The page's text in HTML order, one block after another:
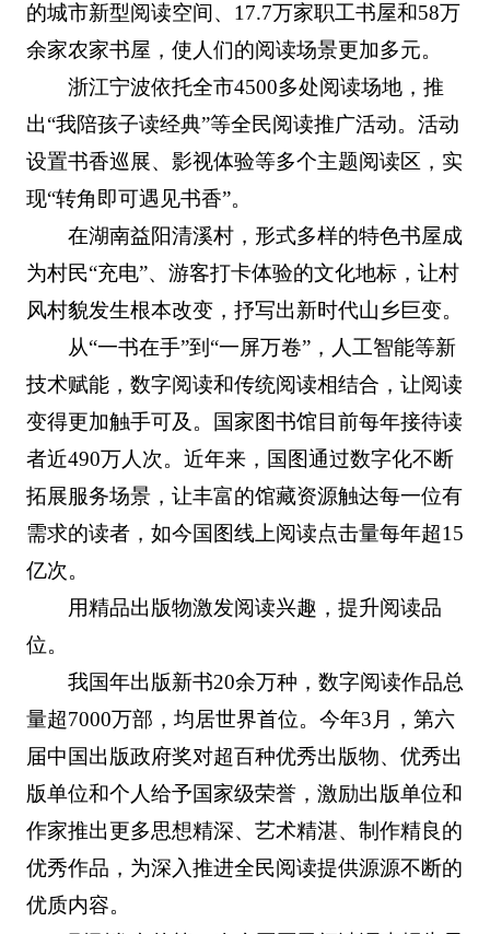
的城市新型阅读空间、17.7万家职工书屋和58万
余家农家书屋，使人们的阅读场景更加多元。
浙江宁波依托全市4500多处阅读场地，推
出“我陪孩子读经典”等全民阅读推广活动。活动
设置书香巡展、影视体验等多个主题阅读区，实
现“转角即可遇见书香”。
在湖南益阳清溪村，形式多样的特色书屋成
为村民“充电”、游客打卡体验的文化地标，让村
风村貌发生根本改变，抒写出新时代山乡巨变。
从“一书在手”到“一屏万卷”，人工智能等新
技术赋能，数字阅读和传统阅读相结合，让阅读
变得更加触手可及。国家图书馆目前每年接待读
者近490万人次。近年来，国图通过数字化不断
拓展服务场景，让丰富的馆藏资源触达每一位有
需求的读者，如今国图线上阅读点击量每年超15
亿次。
用精品出版物激发阅读兴趣，提升阅读品
位。
我国年出版新书20余万种，数字阅读作品总
量超7000万部，均居世界首位。今年3月，第六
届中国出版政府奖对超百种优秀出版物、优秀出
版单位和个人给予国家级荣誉，激励出版单位和
作家推出更多思想精深、艺术精湛、制作精良的
优秀作品，为深入推进全民阅读提供源源不断的
优质内容。